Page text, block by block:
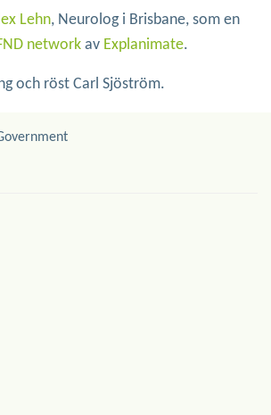
Lehn, Neurolog i Brisbane, som en
network av Explanimate.
och röst Carl Sjöström.